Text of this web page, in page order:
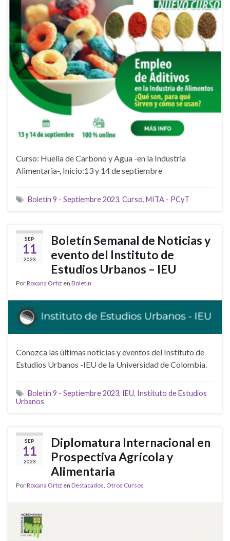
Curso: Huella de Carbono y Agua -en la Industria
Alimentaria-, Inicio:13 y 14 de septiembre
Boletín 9 - Septiembre 2023, Curso, MITA - PCyT
SEP
11
2023
Boletín Semanal de Noticias y
evento del Instituto de
Estudios Urbanos – IEU
PorRoxana Ortiz en Boletin
Conozca las últimas noticias y eventos del Instituto de
Estudios Urbanos -IEU de la Universidad de Colombia.
Boletín 9 - Septiembre 2023, IEU, Instituto de Estudios
Urbanos
SEP
11
2023
Diplomatura Internacional en
Prospectiva Agrícola y
Alimentaria
PorRoxana Ortiz en Destacados Otros Cursos